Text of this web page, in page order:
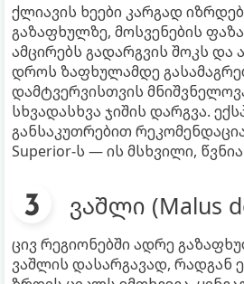
ქლიავის ხეები კარგად
გაზაფხულზე, მოსვენების
ამცირებს გადარგვის შოკს და
დროს ზაფხულამდე
დამტვერვისთვის
სხვადასხვა ჯიშის დარგვა.
განსაკუთრებით
Superior-ს — ის მსხვილი,
ვაშლი (Malus
ცივ რეგიონებში ადრე
ვაშლის დასარგავად, რადგან